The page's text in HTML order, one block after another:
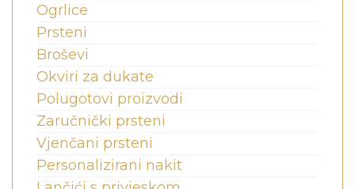
Ogrlice
Prsteni
Broševi
Okviri za dukate
Polugotovi proizvodi
Zaručnički prsteni
Vjenčani prsteni
Personalizirani nakit